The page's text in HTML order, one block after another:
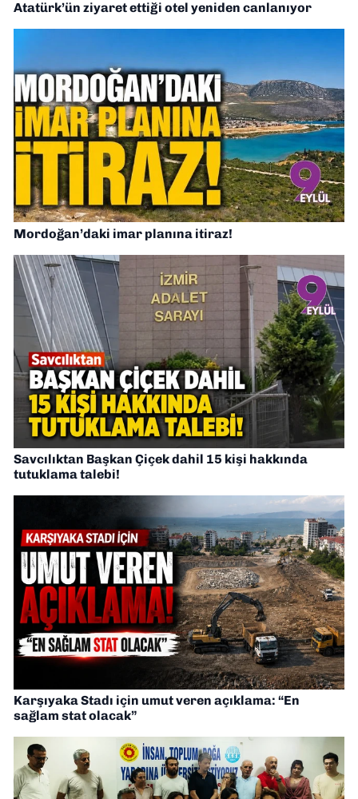
Atatürk’ün ziyaret ettiği otel yeniden canlanıyor
Mordoğan’daki imar planına itiraz!
Savcılıktan Başkan Çiçek dahil 15 kişi hakkında
tutuklama talebi!
Karşıyaka Stadı için umut veren açıklama: “En
sağlam stat olacak”